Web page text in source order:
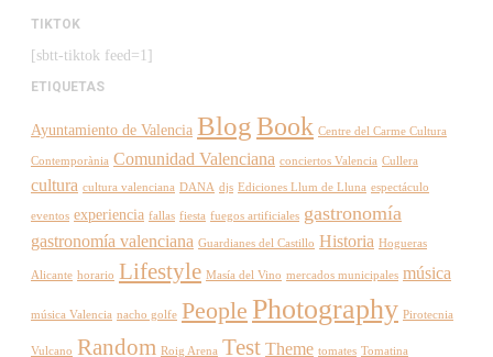
TIKTOK
[sbtt-tiktok feed=1]
ETIQUETAS
Ayuntamiento de Valencia BlogBook Centre del Carme Cultura
Contemporània Comunidad Valenciana conciertos Valencia Cullera
cultura cultura valenciana DANA djs Ediciones Llum de Lluna espectáculo
eventos experiencia fallas fiesta fuegos artificiales gastronomía
gastronomía valenciana Guardianes del Castillo Historia Hogueras
Alicante horario Lifestyle Masía del Vino mercados municipales música
música Valencia nacho golfe People Photography Pirotecnia
Vulcano Random Roig Arena Test Theme tomates Tomatina